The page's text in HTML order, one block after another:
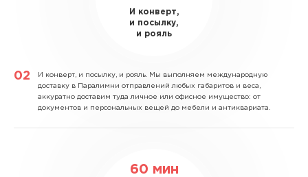
И конверт,
и посылку,
и рояль
И конверт, и посылку, и рояль.
Мы выполняем международную
доставку в Паралимни отправлений любых габаритов и веса,
аккуратно доставим туда личное или офисное имущество: от
документов и персональных вещей до мебели и антиквариата.
60 мин